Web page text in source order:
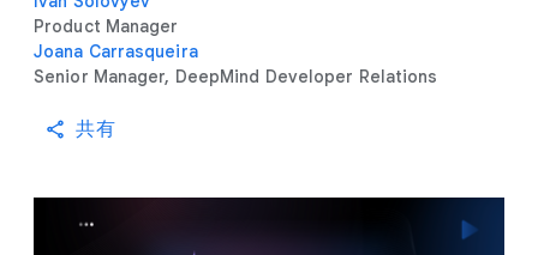
Product Manager
Joana Carrasqueira
Senior Manager, DeepMind Developer Relations
共有